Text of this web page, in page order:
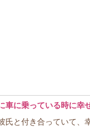
車に乗っている時に幸
氏と付き合っていて、